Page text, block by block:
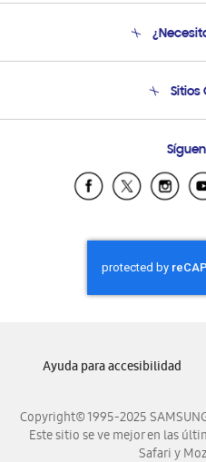
Soporte
Sitios
Samsung
Samsung
Samsung
Samsung
Copyright© 1995-2025
Este sitio se ve mejor en las
Safari y
Ayuda para accesibilidad